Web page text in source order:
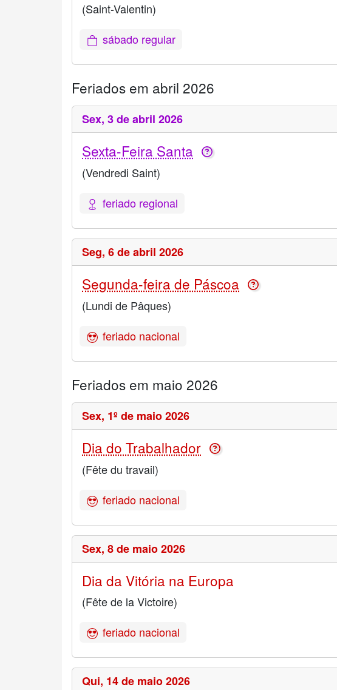
(Saint-Valentin)
sábado regular
Feriados em abril 2026
Sex, 3 de abril 2026
Sexta-Feira Santa
(Vendredi Saint)
feriado regional
Seg, 6 de abril 2026
Segunda-feira de Páscoa
(Lundi de Pâques)
feriado nacional
Feriados em maio 2026
Sex, 1º de maio 2026
Dia do Trabalhador
(Fête du travail)
feriado nacional
Sex, 8 de maio 2026
Dia da Vitória na Europa
(Fête de la Victoire)
feriado nacional
Qui, 14 de maio 2026